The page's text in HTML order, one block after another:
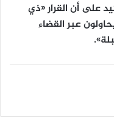
على أن القرار «ذي
عبر القضاء